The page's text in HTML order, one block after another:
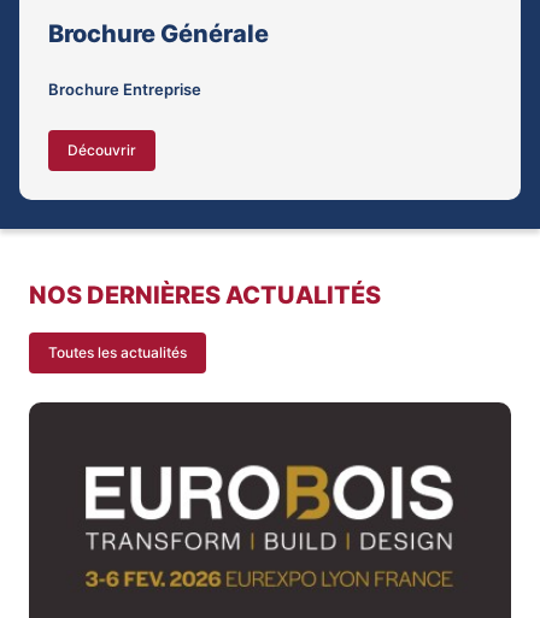
Brochure Générale
Brochure Entreprise
Découvrir
NOS DERNIÈRES ACTUALITÉS
Toutes les actualités